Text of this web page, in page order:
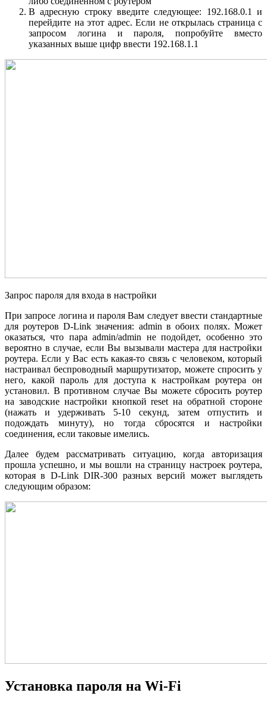
В адресную строку введите следующее: 192.168.0.1 и
перейдите на этот адрес. Если не открылась страница с
запросом логина и пароля, попробуйте вместо
указанных выше цифр ввести 192.168.1.1
Запрос пароля для входа в настройки
При запросе логина и пароля Вам следует ввести стандартные
для роутеров D-Link значения: admin в обоих полях. Может
оказаться, что пара admin/admin не подойдет, особенно это
вероятно в случае, если Вы вызывали мастера для настройки
роутера. Если у Вас есть какая-то связь с человеком, который
настраивал беспроводный маршрутизатор, можете спросить у
него, какой пароль для доступа к настройкам роутера он
установил. В противном случае Вы можете сбросить роутер
на заводские настройки кнопкой reset на обратной стороне
(нажать и удерживать 5-10 секунд, затем отпустить и
подождать минуту), но тогда сбросятся и настройки
соединения, если таковые имелись.
Далее будем рассматривать ситуацию, когда авторизация
прошла успешно, и мы вошли на страницу настроек роутера,
которая в D-Link DIR-300 разных версий может выглядеть
следующим образом:
Установка пароля на Wi-Fi